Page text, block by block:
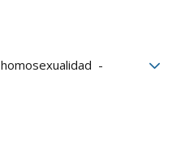
homosexualidad